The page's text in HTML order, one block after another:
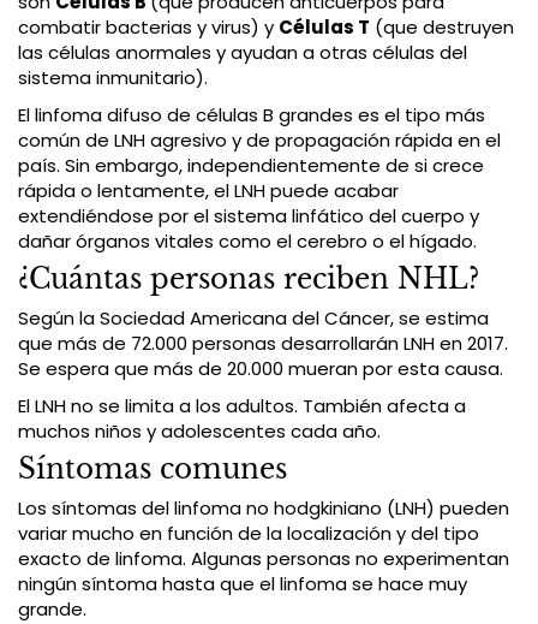
combatir bacterias y virus) y Células T (que destruyen
las células anormales y ayudan a otras células del
sistema inmunitario).
El linfoma difuso de células B grandes es el tipo más
común de LNH agresivo y de propagación rápida en el
país. Sin embargo, independientemente de si crece
rápida o lentamente, el LNH puede acabar
extendiéndose por el sistema linfático del cuerpo y
dañar órganos vitales como el cerebro o el hígado.
¿Cuántas personas reciben NHL?
Según la Sociedad Americana del Cáncer, se estima
que más de 72.000 personas desarrollarán LNH en 2017.
Se espera que más de 20.000 mueran por esta causa.
El LNH no se limita a los adultos. También afecta a
muchos niños y adolescentes cada año.
Síntomas comunes
Los síntomas del linfoma no hodgkiniano (LNH) pueden
variar mucho en función de la localización y del tipo
exacto de linfoma. Algunas personas no experimentan
ningún síntoma hasta que el linfoma se hace muy
grande.